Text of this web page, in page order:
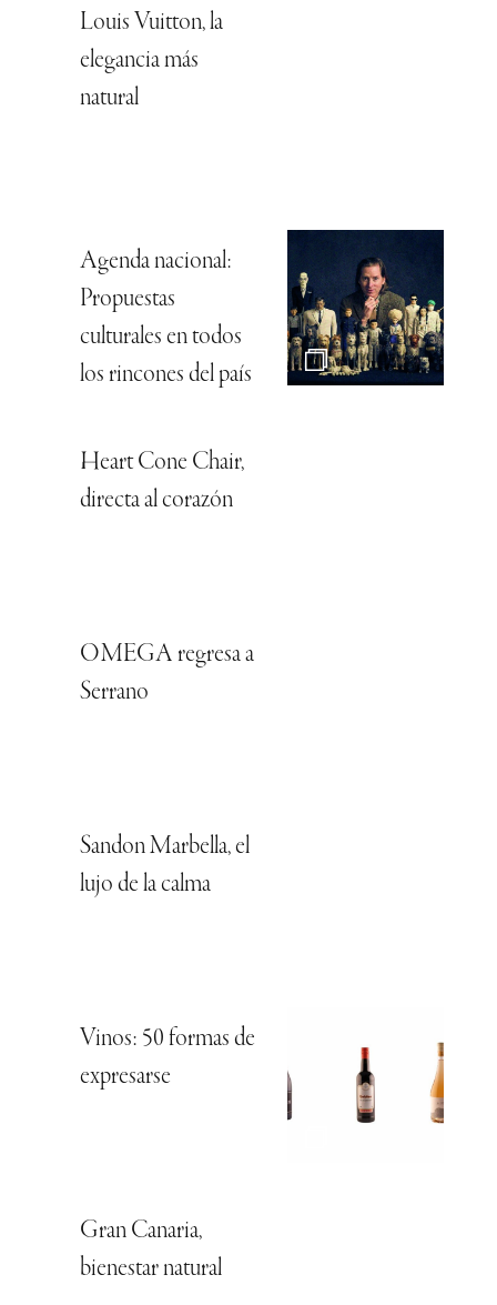
Louis Vuitton, la
elegancia más
natural
Agenda nacional:
Propuestas
culturales en todos
los rincones del país
Heart Cone Chair,
directa al corazón
OMEGA regresa a
Serrano
Sandon Marbella, el
lujo de la calma
Vinos: 50 formas de
expresarse
Gran Canaria,
bienestar natural